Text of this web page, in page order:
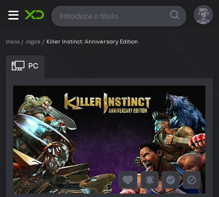
Todas
Início Jogos Killer Instinct: Anniversary Edition
PC